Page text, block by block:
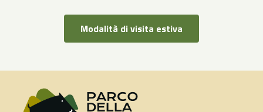
Modalità di visita estiva